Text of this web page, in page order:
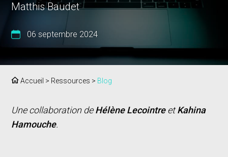
Matthis Baudet
06 septembre 2024
Accueil > Ressources > Blog
Une collaboration deHélène LecointreetKahina
Hamouche.